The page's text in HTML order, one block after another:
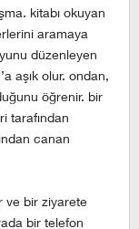
kitabı okuyan
aramaya
düzenleyen
aşık olur. ondan,
öğrenir. bir
tarafından
canan
ve bir ziyarete
bir telefon